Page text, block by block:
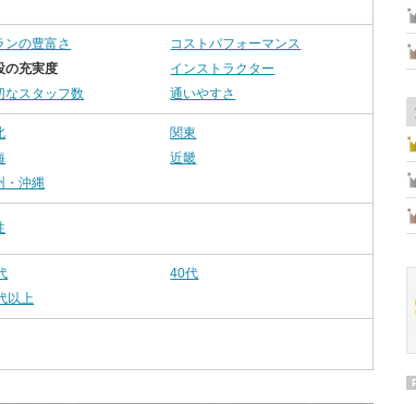
ンの豊富さ
コストパフォーマンス
の充実度
インストラクター
なスタッフ数 通いやすさ
関東
近畿
・沖縄
40代
以上